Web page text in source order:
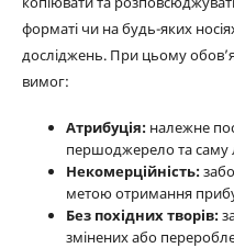
форматі чи на будь-яких
досліджень. При цьому
вимог:
Атрибуція:належне
першоджерело та саму
Некомерційність:
метою отримання
Без похідних творів:
змінених або